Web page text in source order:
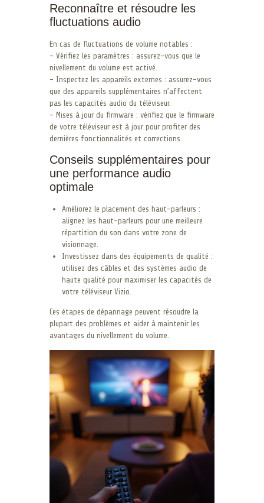
Reconnaître et résoudre les
fluctuations audio
En cas de fluctuations de volume notables :
– Vérifiez les paramètres : assurez-vous que le
nivellement du volume est activé.
– Inspectez les appareils externes : assurez-vous
que des appareils supplémentaires n’affectent
pas les capacités audio du téléviseur.
– Mises à jour du firmware : vérifiez que le firmware
de votre téléviseur est à jour pour profiter des
dernières fonctionnalités et corrections.
Conseils supplémentaires pour
une performance audio
optimale
Améliorez le placement des haut-parleurs :
alignez les haut-parleurs pour une meilleure
répartition du son dans votre zone de
visionnage.
Investissez dans des équipements de qualité :
utilisez des câbles et des systèmes audio de
haute qualité pour maximiser les capacités de
votre téléviseur Vizio.
Ces étapes de dépannage peuvent résoudre la
plupart des problèmes et aider à maintenir les
avantages du nivellement du volume.